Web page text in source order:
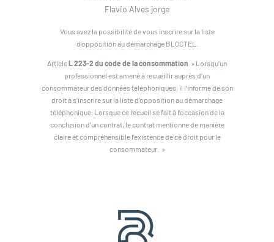
Flavio Alves jorge
Vous avez la possibilité de vous inscrire sur la liste
d’opposition au démarchage BLOCTEL.
ArticleL 223-2 du code de la consommation » Lorsqu’un
professionnel est amené à recueillir auprès d’un
consommateur des données téléphoniques, il l’informe de son
droit à s’inscrire sur la liste d’opposition au démarchage
téléphonique. Lorsque ce recueil se fait à l’occasion de la
conclusion d’un contrat, le contrat mentionne de manière
claire et compréhensible l’existence de ce droit pour le
consommateur. »